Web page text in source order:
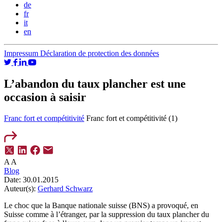
de
fr
it
en
Impressum Déclaration de protection des données
L’abandon du taux plancher est une
occasion à saisir
Franc fort et compétitivité Franc fort et compétitivité (1)
A A
Blog
Date: 30.01.2015
Auteur(s): Gerhard Schwarz
Le choc que la Banque nationale suisse (BNS) a provoqué, en
Suisse comme à l’étranger, par la suppression du taux plancher du